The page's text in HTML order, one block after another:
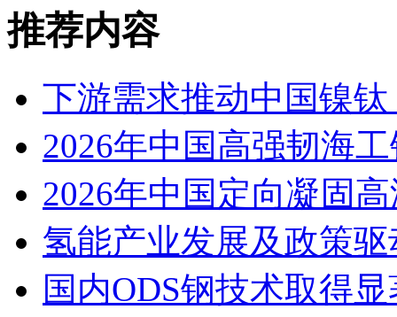
推荐内容
下游需求推动中国镍
2026年中国高强韧海
2026年中国定向凝固
氢能产业发展及政策
国内ODS钢技术取得